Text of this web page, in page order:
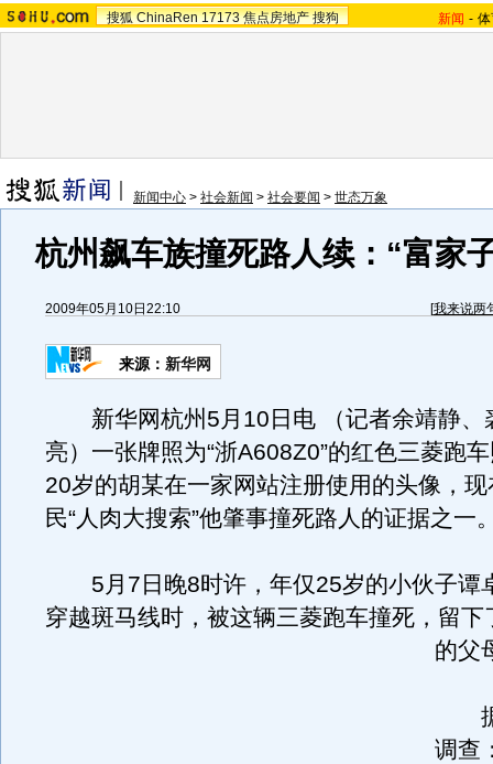
搜狐 ChinaRen 17173 焦点房地产 搜狗 新闻 -
新闻中心 > 社会新闻 > 社会要闻 > 世态万象
杭州飙车族撞死路人续：“富家
2009年05月10日22:10 [我来说两
来源： 新华网
新华网杭州5月10日电 （记者余靖静、
亮）一张牌照为“浙A608Z0”的红色三菱跑
20岁的胡某在一家网站注册使用的头像，
民“人肉大搜索”他肇事撞死路人的证据之一
5月7日晚8时许，年仅25岁的小伙子谭
穿越斑马线时，被这辆三菱跑车撞死，留下
的父
据
调查